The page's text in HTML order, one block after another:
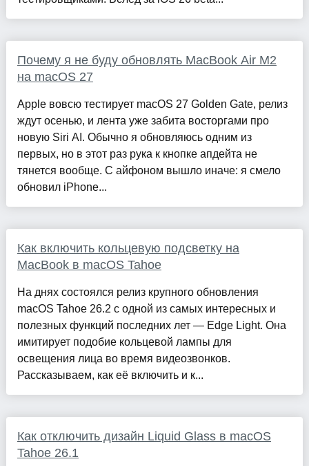
Почему я не буду обновлять MacBook Air M2
на macOS 27
Apple вовсю тестирует macOS 27 Golden Gate, релиз
ждут осенью, и лента уже забита восторгами про
новую Siri AI. Обычно я обновляюсь одним из
первых, но в этот раз рука к кнопке апдейта не
тянется вообще. С айфоном вышло иначе: я смело
обновил iPhone...
Как включить кольцевую подсветку на
MacBook в macOS Tahoe
На днях состоялся релиз крупного обновления
macOS Tahoe 26.2 с одной из самых интересных и
полезных функций последних лет — Edge Light. Она
имитирует подобие кольцевой лампы для
освещения лица во время видеозвонков.
Рассказываем, как её включить и к...
Как отключить дизайн Liquid Glass в macOS
Tahoe 26.1